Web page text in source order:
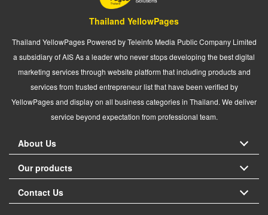
Thailand YellowPages
Thailand YellowPages Powered by Teleinfo Media Public Company Limited
a subsidiary of AIS As a leader who never stops developing the best digital
marketing services through website platform that including products and
services from trusted entrepreneur list that have been verified by
YellowPages and display on all business categories in Thailand. We deliver
service beyond expectation from professional team.
About Us
Our products
Contact Us